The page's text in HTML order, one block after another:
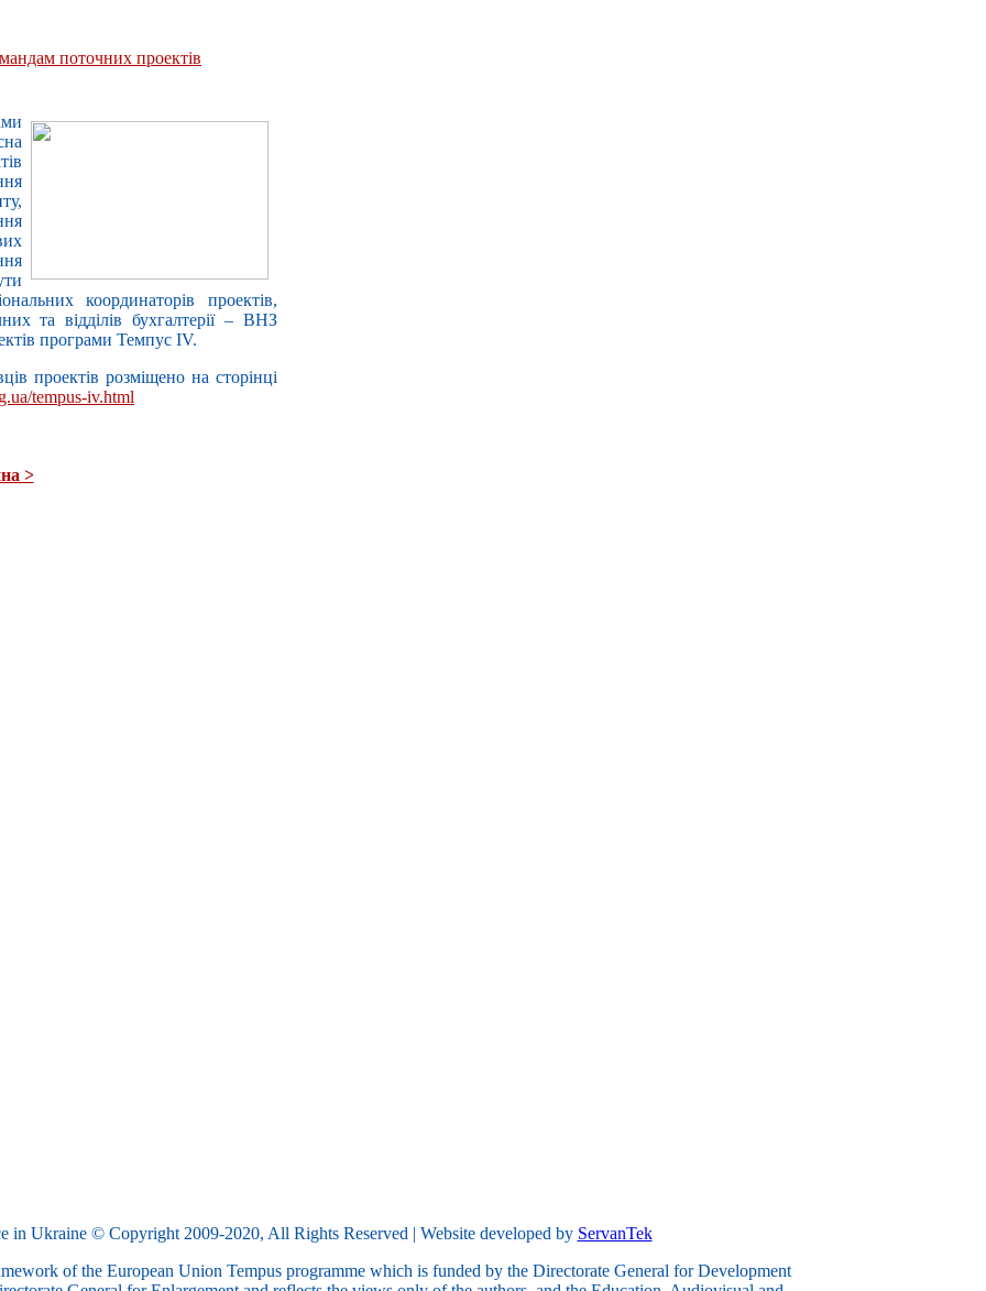
поточних проектів
координаторів проектів,
та відділів бухгалтерії – ВНЗ
програми Темпус IV.
проектів розміщено на сторінці
tempus-iv.html
>
in Ukraine © Copyright 2009-2020, All Rights Reserved | Website developed by ServanTek
of the European Union Tempus programme which is funded by the Directorate General for Development